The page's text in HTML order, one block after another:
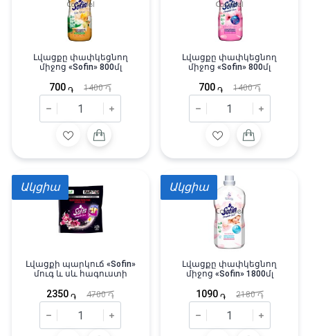
Լվացքը փափկեցնող
միջոց «Sofin» 800մլ
700֏ 1400֏
Լվացքը փափկեցնող
միջոց «Sofin» 800մլ
700 ֏ 1400֏
Լվացքի պարկուճ «Sofin»
մուգ և սև հագուստի
2350֏ 4700֏
Ակցիա
Լվացքը փափկեցնող
միջոց «Sofin» 1800մլ
1090 ֏ 2180֏
Ակցիա